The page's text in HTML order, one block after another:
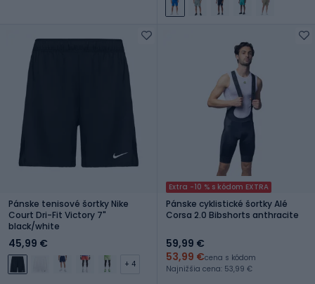
Pánske tenisové šortky Nike
Court Dri-Fit Victory 7"
black/white
45,99 €
+ 4
Extra -10 % s kódom EXTRA
Pánske cyklistické šortky Alé
Corsa 2.0 Bibshorts anthracite
59,99 €
53,99 €cena s kódom
Najnižšia cena: 53,99 €